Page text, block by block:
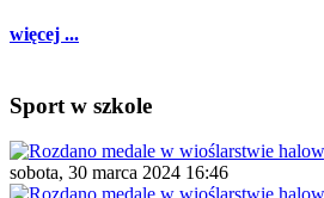
więcej ...
Sport w szkole
sobota, 30 marca 2024 16:46